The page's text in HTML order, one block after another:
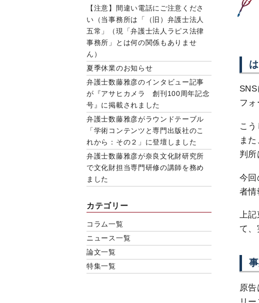
【注意】間違い電話にご注意くださ
い（当事務所は「（旧）弁護士法人
五常」（現「弁護士法人ラピス法律
事務所」とは何の関係もありませ
ん）
夏季休業のお知らせ
弁護士数藤雅彦のインタビュー記事
が『アサヒカメラ 創刊100周年記念
号』に掲載されました
弁護士数藤雅彦がラウンドテーブル
「学術コンテンツと専門出版社のこ
れから：その２」に登壇しました
弁護士数藤雅彦が奈良文化財研究所
で文化財担当専門研修の講師を務め
ました
カテゴリー
コラム一覧
ニュース一覧
論文一覧
特集一覧
フ
こ
ま
判所
今
者情
上記
て
原